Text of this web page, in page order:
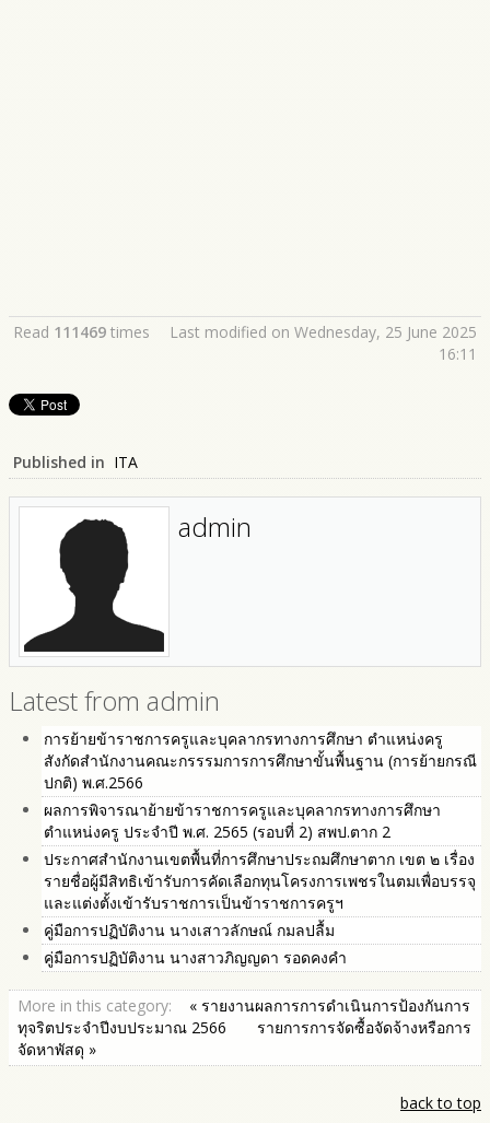
Read 111469 times
Last modified on Wednesday, 25 June 2025
16:11
Published in ITA
admin
Latest from admin
การย้ายข้าราชการครูและบุคลากรทางการศึกษา ตำแหน่งครู
สังกัดสำนักงานคณะกรรรมการการศึกษาขั้นพื้นฐาน (การย้ายกรณี
ปกติ) พ.ศ.2566
ผลการพิจารณาย้ายข้าราชการครูและบุคลากรทางการศึกษา
ตำแหน่งครู ประจำปี พ.ศ. 2565 (รอบที่ 2) สพป.ตาก 2
ประกาศสำนักงานเขตพื้นที่การศึกษาประถมศึกษาตาก เขต ๒ เรื่อง
รายชื่อผู้มีสิทธิเข้ารับการคัดเลือกทุนโครงการเพชรในตมเพื่อบรรจุ
และแต่งตั้งเข้ารับราชการเป็นข้าราชการครูฯ
คู่มือการปฏิบัติงาน นางเสาวลักษณ์ กมลปลื้ม
คู่มือการปฏิบัติงาน นางสาวภิญญดา รอดคงคำ
More in this category:
« รายงานผลการการดำเนินการป้องกันการ
ทุจริตประจำปีงบประมาณ 2566
รายการการจัดซื้อจัดจ้างหรือการ
จัดหาพัสดุ »
back to top